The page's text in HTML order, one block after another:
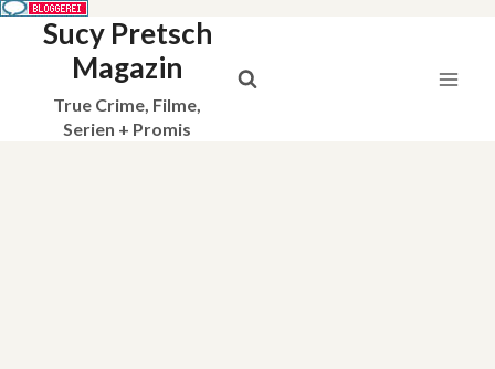
Sucy Pretsch
Magazin
True Crime, Filme,
Serien + Promis